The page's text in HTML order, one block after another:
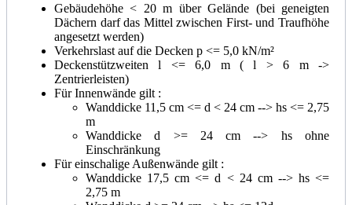
Gebäudehöhe < 20 m über Gelände (bei geneigten
Dächern darf das Mittel zwischen First- und Traufhöhe
angesetzt werden)
Verkehrslast auf die Decken p <= 5,0 kN/m²
Deckenstützweiten l <= 6,0 m ( l > 6 m ->
Zentrierleisten)
Für Innenwände gilt :
Wanddicke 11,5 cm <= d < 24 cm --> hs <= 2,75
m
Wanddicke d >= 24 cm --> hs ohne
Einschränkung
Für einschalige Außenwände gilt :
Wanddicke 17,5 cm <= d < 24 cm --> hs <=
2,75 m